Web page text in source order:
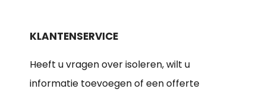
KLANTENSERVICE
Heeft u vragen over isoleren, wilt u
informatie toevoegen of een offerte